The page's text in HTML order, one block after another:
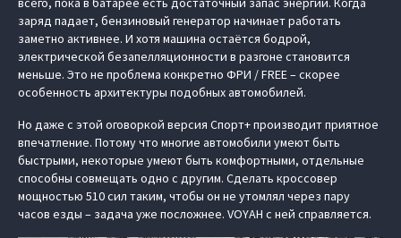
заряд падает, бензиновый генератор начинает работать
заметно активнее. И хотя машина остаётся бодрой,
электрической безапелляционности в разгоне становится
меньше. Это не проблема конкретно ФРИ / FREE – скорее
особенность архитектуры подобных автомобилей.
Но даже с этой оговоркой версия Спорт+ производит приятное
впечатление. Потому что многие автомобили умеют быть
быстрыми, некоторые умеют быть комфортными, отдельные
способны совмещать одно с другим. Сделать кроссовер
мощностью 510 сил таким, чтобы он не утомлял через пару
часов езды – задача уже посложнее. VOYAH с ней справляется.